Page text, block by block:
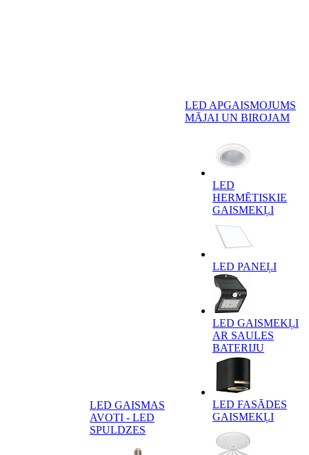
LED GAISMAS
AVOTI - LED
SPULDZES
LED APGAISMOJUMS
MĀJAI UN BIROJAM
LED
HERMĒTISKIE
GAISMEKĻI
LED PANEĻI
LED GAISMEKĻI
AR SAULES
BATERIJU
LED FASĀDES
GAISMEKĻI